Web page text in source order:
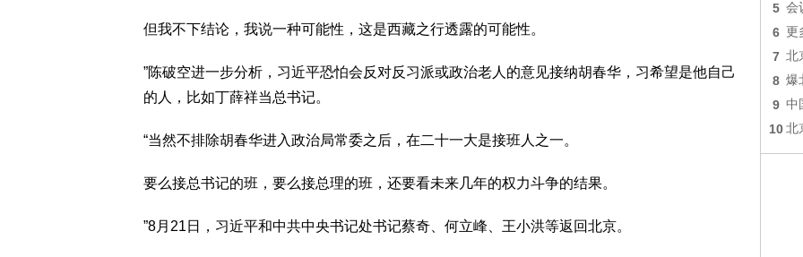
但我不下结论，我说一种可能性，这是西藏之行透露的可能性。
”陈破空进一步分析，习近平恐怕会反对反习派或政治老人的意见接纳胡春华，习希望是他自己
的人，比如丁薛祥当总书记。
“当然不排除胡春华进入政治局常委之后，在二十一大是接班人之一。
要么接总书记的班，要么接总理的班，还要看未来几年的权力斗争的结果。
”8月21日，习近平和中共中央书记处书记蔡奇、何立峰、王小洪等返回北京。
5 会
6 更
7 北
8 爆
9 中
10 北